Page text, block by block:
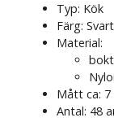
Typ: Kök
Färg: Svart
Material:
Mått ca: 7
Antal: 48